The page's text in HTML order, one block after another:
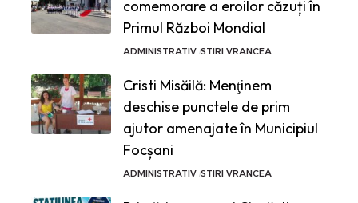
comemorare a eroilor căzuți în
Primul Război Mondial
ADMINISTRATIV STIRI VRANCEA
Cristi Misăilă: Menţinem
deschise punctele de prim
ajutor amenajate în Municipiul
Focșani
ADMINISTRATIV STIRI VRANCEA